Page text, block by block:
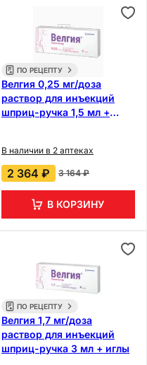
ПО РЕЦЕПТУ
Велгия 0,25 мг/доза
раствор для инъекций
шприц-ручка 1,5 мл +
В наличии в 2 аптеках
2 364 ₽ 3 164 ₽
В КОРЗИНУ
ПО РЕЦЕПТУ
Велгия 1,7 мг/доза
раствор для инъекций
шприц-ручка 3 мл + иглы